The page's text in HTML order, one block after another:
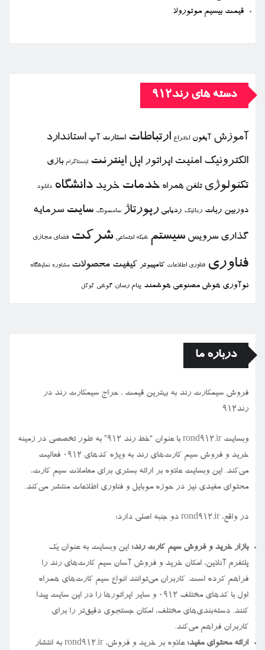
قیمت بیسیم موتورولا
دسته های رند912
آموزش آیفون اختراع ارتباطات استارت آپ استاندارد
الكترونیك امنیت اپراتور اپل اینترنت اینستاگرام بازی
تكنولوژی تلفن همراه خدمات خرید دانشگاه دانلود
دوربین ربات رباتیك ردیابی رپورتاژ سامسونگ سایت سرمایه
گذاری سرویس سیستم شبكه اجتماعی شركت فضای مجازی
فناوری فناوری اطلاعات كامپیوتر كیفیت محصولات مشاوره نمایشگاه
نوآوری هوش مصنوعی هوشمند پیام رسان گوشی گوگل
درباره ما
فروش سیمكارت رند به بهترین قیمت ، حراج سیمكارت رند در
رند912
وبسایت rond912.ir با عنوان “خط رند ۹۱۲” به طور تخصصی در زمینه
خرید و فروش سیم کارت‌های رند به ویژه کدهای ۰۹۱۲ فعالیت
می‌کند. این وبسایت علاوه بر ارائه بستری برای معاملات سیم کارت،
محتوای مفیدی نیز در حوزه موبایل و فناوری اطلاعات منتشر می‌کند.
در واقع، rond912.ir دو جنبه اصلی دارد:
بازار خرید و فروش سیم کارت رند: این وبسایت به عنوان یک
پلتفرم آنلاین، امکان خرید و فروش آسان سیم کارت‌های رند را
فراهم کرده است. کاربران می‌توانند انواع سیم کارت‌های همراه
اول با کدهای مختلف ۰۹۱۲ و سایر اپراتورها را در این سایت پیدا
کنند. دسته‌بندی‌های مختلف، امکان جستجوی دقیق‌تر را برای
کاربران فراهم می‌کند.
ارائه محتوای مفید:
علاوه بر خرید و فروش، rond912.ir به انتشار